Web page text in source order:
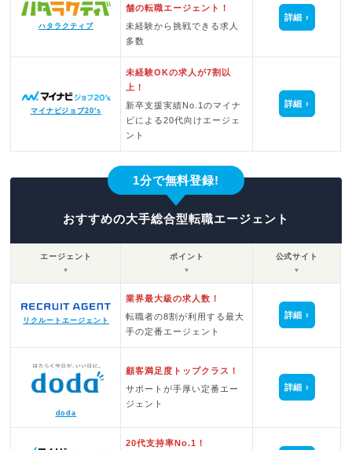
ハタラクティブ
舗の転職エージェント！
未経験から挑戦できる求人
多数
詳細
マイナビジョブ20's
未経験OKの求人が7割以
上！
新卒支援実績No.1のマイナ
ビによる20代向けエージェ
ント
詳細
1分で無料登録!
おすすめの大手総合型転職エージェント
エージェント
▼
ポイント
▼
公式サイト
▼
リクルートエージェント
業界最大級の求人数！
転職者の8割が利用する最大
手の定番エージェント
詳細
doda
顧客満足度トップクラス！
サポートが手厚い定番エー
ジェント
詳細
20代支持率No.1！